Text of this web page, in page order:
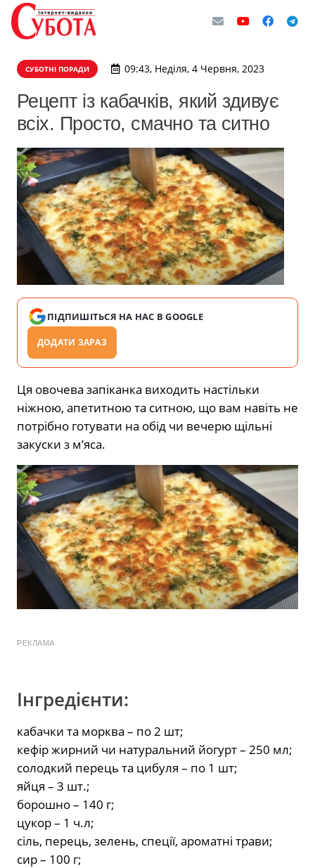
СУБОТНІ ПОРАДИ 09:43, Неділя, 4 Червня, 2023
Рецепт із кабачків, який здивує
всіх. Просто, смачно та ситно
ПІДПИШІТЬСЯ НА НАС В GOOGLE
ДОДАТИ ЗАРАЗ
Ця овочева запіканка виходить настільки
ніжною, апетитною та ситною, що вам навіть не
потрібно готувати на обід чи вечерю щільні
закуски з м’яса.
РЕКЛАМА
Інгредієнти:
кабачки та морква – по 2 шт;
кефір жирний чи натуральний йогурт – 250 мл;
солодкий перець та цибуля – по 1 шт;
яйця – 3 шт.;
борошно – 140 г;
цукор – 1 ч.л;
сіль, перець, зелень, спеції, ароматні трави;
сир – 100 г;